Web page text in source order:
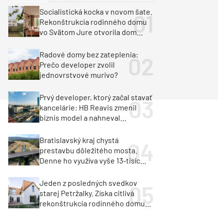
Klimatizácia a vetranie
Milan Murcka
Socialistická kocka v novom šate.
Rekonštrukcia rodinného domu
vo Svätom Jure otvorila dom
Radové domy bez zateplenia:
Prečo developer zvolil
jednovrstvové murivo?
Prvý developer, ktorý začal stavať
kancelárie: HB Reavis zmenil
biznis model a nahneval
Bratislavský kraj chystá
prestavbu dôležitého mosta.
Denne ho využíva vyše 13-tisíc
Jeden z posledných svedkov
starej Petržalky. Získa citlivá
rekonštrukcia rodinného domu